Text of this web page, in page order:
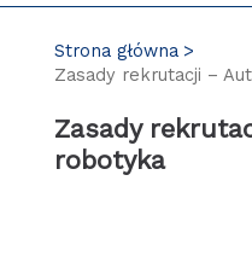
Strona główna
Zasady rekrutacji –
Zasady
robotyka